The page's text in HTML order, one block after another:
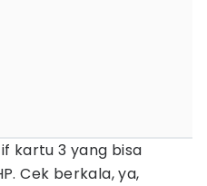
kartu 3 yang bisa
Cek berkala, ya,